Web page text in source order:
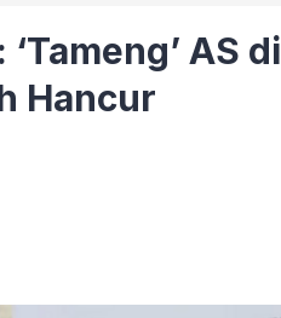
AS di
Hancur